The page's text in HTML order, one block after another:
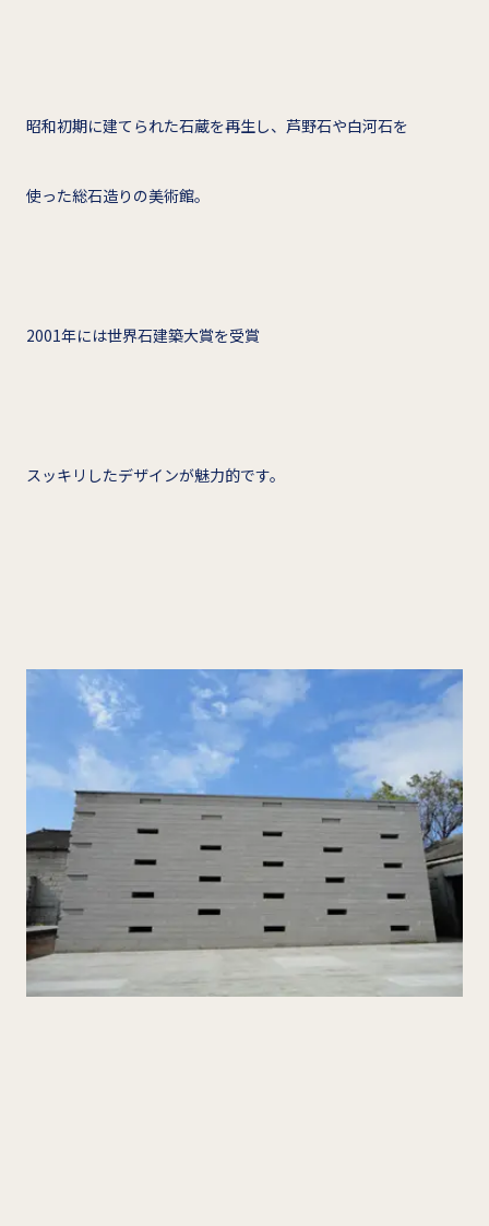
昭和初期に建てられた石蔵を再生し、芦野石や白河石を
使った総石造りの美術館。
2001年には世界石建築大賞を受賞
スッキリしたデザインが魅力的です。